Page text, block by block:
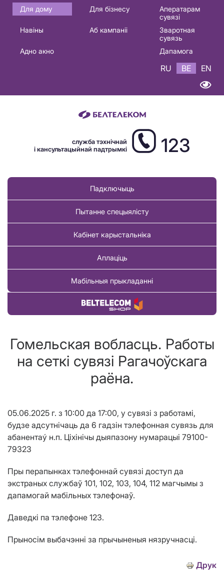
Основная
навигация
Для дому Для бізнесу
Аператарам
сувязі
Навіны
Аб кампаніі
Зваротная
сувязь
Адно акно
Дапамога
RU BE EN
служба тэхнічнай
і кансультацыйнай падтрымкі
123
Падключыць
Пытанне спецыялісту
Кабінет карыстальніка
Аплаціць
Мабільныя прыкладанні
Купіць тавар
Гомельская вобласць. Работы
на сеткi сувязi Рагачоўскага
раëна.
05.06.2025 г. з 10:00 да 17:00, у сувязi з работамi,
будзе адсутнiчаць да 6 гадзiн тэлефонная сувязь для
абанентаý н.п. Цiхiнiчы дыяпазону нумарацыі 79100-
79323
Пры перапынках тэлефоннай сувязі доступ да
экстраных службаў 101, 102, 103, 104, 112 магчымы з
дапамогай мабiльных тэлефонаў.
Даведкі па тэлефоне 123.
Прыносім выбачэнні за прычыненыя нязручнасці.
Друк